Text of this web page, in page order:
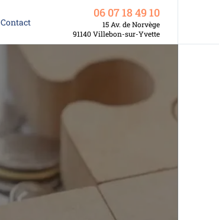
Contact
06 07 18 49 10
15 Av. de Norvège
91140 Villebon-sur-Yvette